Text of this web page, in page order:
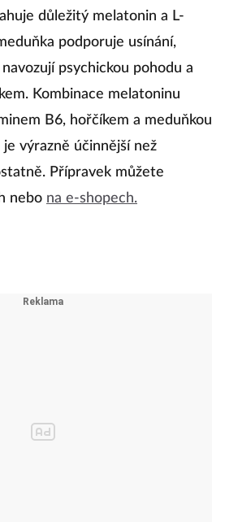
důležitý melatonin a L-
podporuje usínání,
psychickou pohodu a
Kombinace melatoninu
B6, hořčíkem a meduňkou
výrazně účinnější než
Přípravek můžete
nebo na e-shopech.